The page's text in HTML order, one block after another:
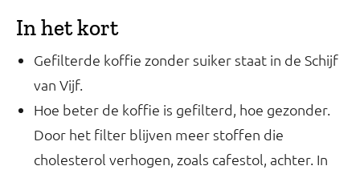
In het kort
Gefilterde koffie zonder suiker staat in de Schijf
van Vijf.
Hoe beter de koffie is gefilterd, hoe gezonder.
Door het filter blijven meer stoffen die
cholesterol verhogen, zoals cafestol, achter. In